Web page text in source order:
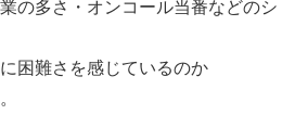
の多さ・オンコール当番などのシ
困難さを感じているのか